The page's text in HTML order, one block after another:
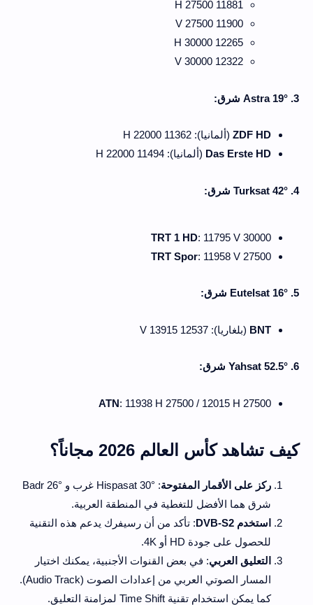
11881 H 27500
11900 V 27500
12265 H 30000
12322 V 30000
3. Astra 19° شرق:
ZDF HD (ألمانيا): 11362 H 22000
Das Erste HD (ألمانيا): 11494 H 22000
4. Turksat 42° شرق:
TRT 1 HD: 11795 V 30000
TRT Spor: 11958 V 27500
5. Eutelsat 16° شرق:
BNT (بلغاريا): 12537 V 13915
6. Yahsat 52.5° شرق:
ATN: 11938 H 27500 / 12015 H 27500
كيف تشاهد كأس العالم 2026 مجاناً؟
ركز على الأقمار المفتوحة
: Hispasat 30° غرب و Badr 26°
شرق هما الأفضل للتغطية في المنطقة العربية.
استخدم DVB-S2
: تأكد من أن رسيفرك يدعم هذه التقنية
للحصول على جودة HD أو 4K.
التعليق العربي: في بعض القنوات الأجنبية، يمكنك اختيار
المسار الصوتي العربي من إعدادات الصوت (Audio Track).
كما يمكن استخدام تقنية Time Shift لمزامنة التعليق.